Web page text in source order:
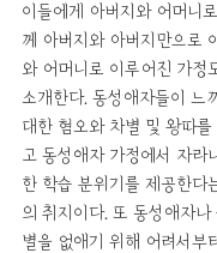
이들에게 아버지와 어머니
께 아버지와 아버지만으로
와 어머니로 이루어진 가정
소개한다. 동성애자들이 느
대한 혐오와 차별 및 왕따
고 동성애자 가정에서 자라
한 학습 분위기를 제공한다
의 취지이다. 또 동성애자
별을 없애기 위해 어려서부